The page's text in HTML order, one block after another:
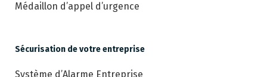
Médaillon d’appel d’urgence
Sécurisation de votre entreprise
Système d’Alarme Entreprise